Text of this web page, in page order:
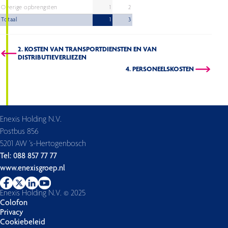
Overige opbrengsten
1
2
Totaal
1 3
4. PERSONEELSKOSTEN
2. KOSTEN VAN TRANSPORTDIENSTEN EN VAN
DISTRIBUTIEVERLIEZEN
Enexis Holding N.V.
Postbus 856
5201 AW ’s-Hertogenbosch
Tel: 088 857 77 77
www.enexisgroep.nl
Enexis Holding N.V. © 2025
Colofon
Privacy
Cookiebeleid